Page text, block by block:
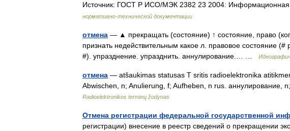
Источник: ГОСТ Р ИСО/МЭК 2382 23 2004:
нормативно-технической документации
отмена — ▲ прекращать (состояние) ↑ состояние, право
признать недействительным какое л. правовое состояние
#). упразднение. упразднить. аннулирование.… …
отмена — atšaukimas statusas T sritis radioelektronika
Abwischen, n; Anulierung, f; Aufheben, n rus. аннулирование,
Radioelektronikos terminų žodynas
Отмена регистрации федеральной государственной
регистрации) внесение в реестр сведений о прекращении